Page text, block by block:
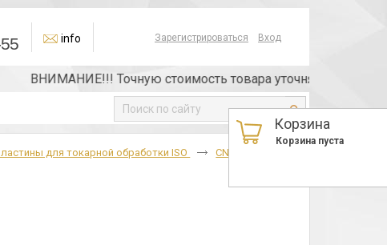
Зарегистрироваться Вход
info
ВНИМАНИЕ!!! Точную стоимость товара уточняйте у
Корзина
Корзина пуста
для токарной обработки ISO
CNMM